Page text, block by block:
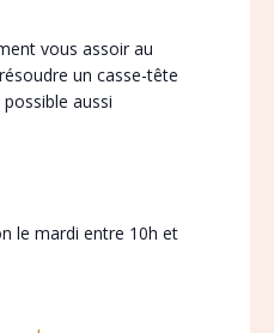
vous assoir au
un casse-tête
aussi
le mardi entre 10h et